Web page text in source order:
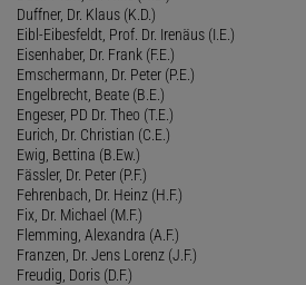
Duffner, Dr. Klaus (K.D.)
Eibl-Eibesfeldt, Prof. Dr. Irenäus (I.E.)
Eisenhaber, Dr. Frank (F.E.)
Emschermann, Dr. Peter (P.E.)
Engelbrecht, Beate (B.E.)
Engeser, PD Dr. Theo (T.E.)
Eurich, Dr. Christian (C.E.)
Ewig, Bettina (B.Ew.)
Fässler, Dr. Peter (P.F.)
Fehrenbach, Dr. Heinz (H.F.)
Fix, Dr. Michael (M.F.)
Flemming, Alexandra (A.F.)
Franzen, Dr. Jens Lorenz (J.F.)
Freudig, Doris (D.F.)